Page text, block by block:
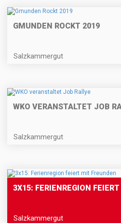
GMUNDEN ROCKT 2019
Salzkammergut
WKO VERANSTALTET JOB
Salzkammergut
3X15: FERIENREGION
Salzkammergut